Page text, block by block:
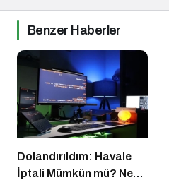
Benzer Haberler
Dolandırıldım: Havale
İptali Mümkün mü? Ne